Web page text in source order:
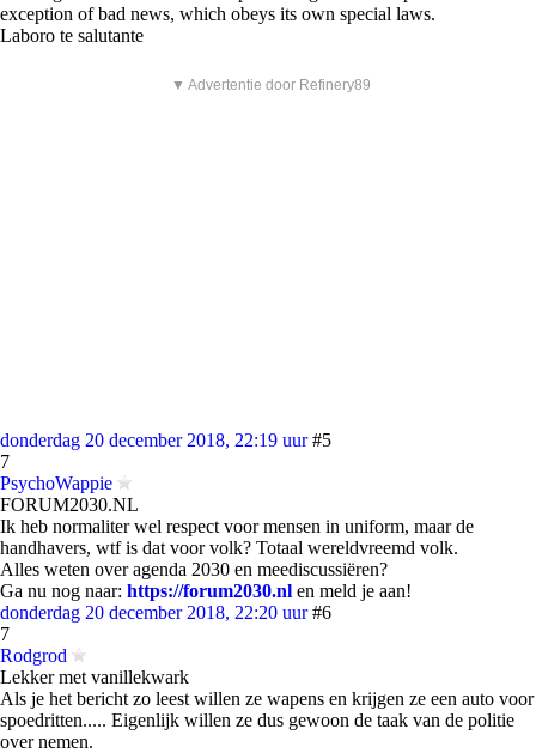
exception of bad news, which obeys its own special laws.
Laboro te salutante
▼ Advertentie door Refinery89
donderdag 20 december 2018, 22:19 uur #5
7
PsychoWappie
FORUM2030.NL
Ik heb normaliter wel respect voor mensen in uniform, maar de
handhavers, wtf is dat voor volk? Totaal wereldvreemd volk.
Alles weten over agenda 2030 en meediscussiëren?
Ga nu nog naar: https://forum2030.nl en meld je aan!
donderdag 20 december 2018, 22:20 uur #6
7
Rodgrod
Lekker met vanillekwark
Als je het bericht zo leest willen ze wapens en krijgen ze een auto voor
spoedritten..... Eigenlijk willen ze dus gewoon de taak van de politie
over nemen.